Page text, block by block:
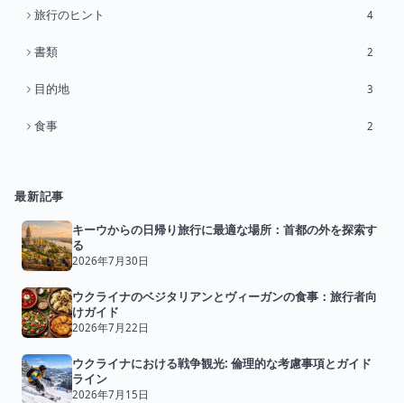
旅行のヒント 4
書類 2
目的地 3
食事 2
最新記事
キーウからの日帰り旅行に最適な場所：首都の外を探索す
る
2026年7月30日
ウクライナのベジタリアンとヴィーガンの食事：旅行者向
けガイド
2026年7月22日
ウクライナにおける戦争観光: 倫理的な考慮事項とガイド
ライン
2026年7月15日